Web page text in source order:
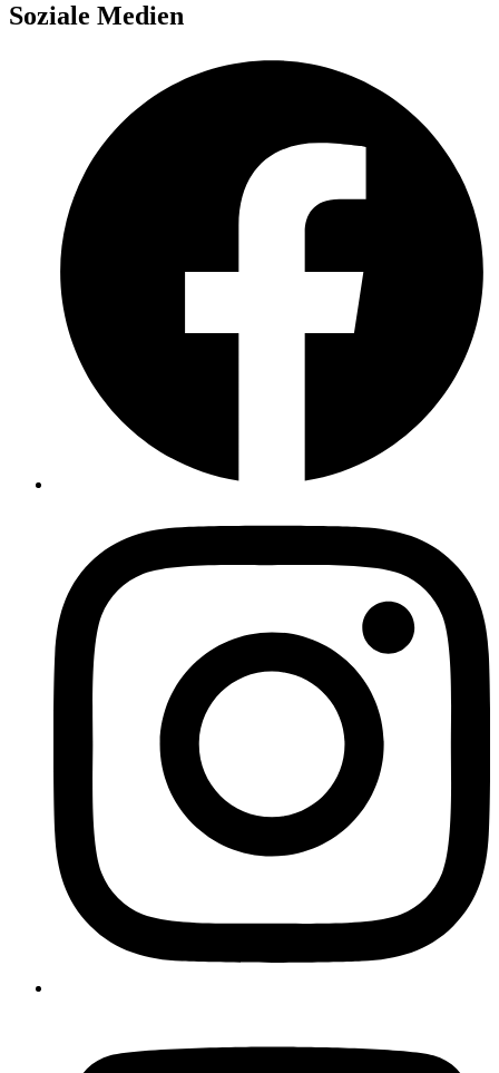
Soziale Medien